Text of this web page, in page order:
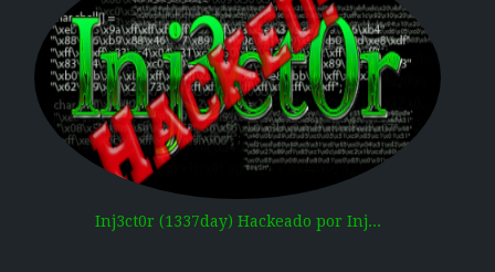
Inj3ct0r (1337day) Hackeado por Inj...